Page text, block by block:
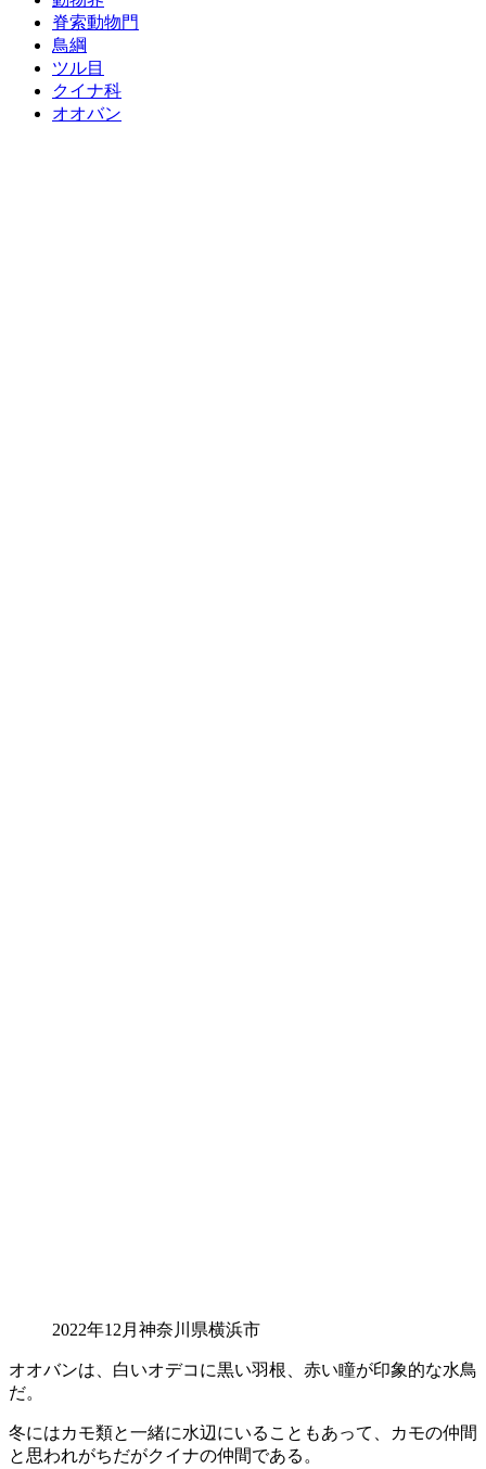
脊索動物門
鳥綱
ツル目
クイナ科
オオバン
2022年12月神奈川県横浜市
オオバンは、白いオデコに黒い羽根、赤い瞳が印象的な水鳥
だ。
冬にはカモ類と一緒に水辺にいることもあって、カモの仲間
と思われがちだがクイナの仲間である。